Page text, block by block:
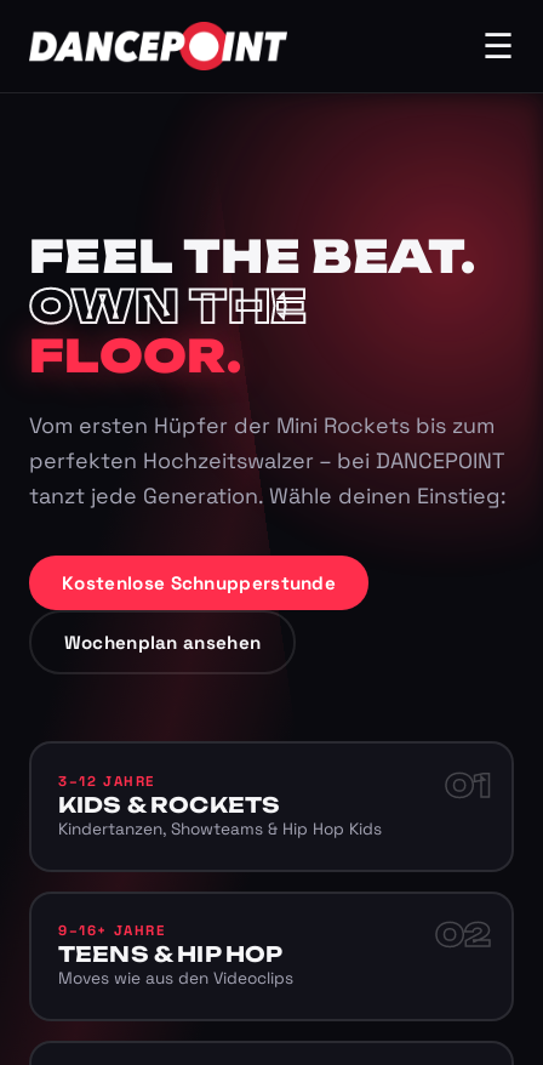
☰
FEEL THE BEAT.
OWN THE
FLOOR.
Vom ersten Hüpfer der Mini Rockets bis zum
perfekten Hochzeitswalzer – bei DANCEPOINT
tanzt jede Generation. Wähle deinen Einstieg:
Kostenlose Schnupperstunde
Wochenplan ansehen
01
3–12 JAHRE
KIDS & ROCKETS
Kindertanzen, Showteams & Hip Hop Kids
02
9–16+ JAHRE
TEENS & HIP HOP
Moves wie aus den Videoclips